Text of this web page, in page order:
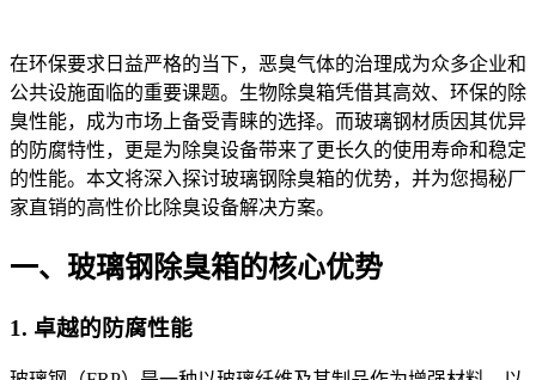
在环保要求日益严格的当下，恶臭气体的治理成为众多企业和
公共设施面临的重要课题。生物除臭箱凭借其高效、环保的除
臭性能，成为市场上备受青睐的选择。而玻璃钢材质因其优异
的防腐特性，更是为除臭设备带来了更长久的使用寿命和稳定
的性能。本文将深入探讨玻璃钢除臭箱的优势，并为您揭秘厂
家直销的高性价比除臭设备解决方案。
一、玻璃钢除臭箱的核心优势
1. 卓越的防腐性能